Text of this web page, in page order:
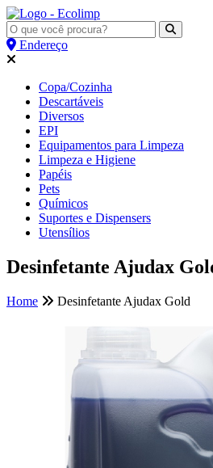
Endereço
Copa/Cozinha
Descartáveis
Diversos
EPI
Equipamentos para Limpeza
Limpeza e Higiene
Papéis
Pets
Químicos
Suportes e Dispensers
Utensílios
Desinfetante Ajudax
Home Desinfetante Ajudax Gold